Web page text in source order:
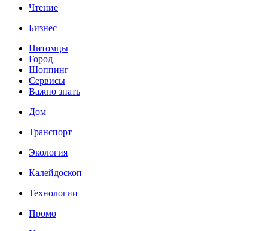
Чтение
Бизнес
Питомцы
Город
Шоппинг
Сервисы
Важно знать
Дом
Транспорт
Экология
Калейдоскоп
Технологии
Промо